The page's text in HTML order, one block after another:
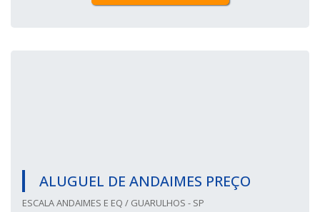
ALUGUEL DE ANDAIMES PREÇO
ESCALA ANDAIMES E EQ / GUARULHOS - SP